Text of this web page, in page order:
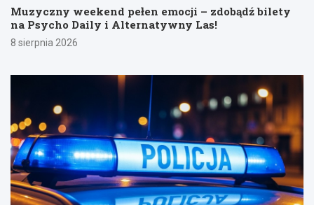
Muzyczny weekend pełen emocji – zdobądź bilety
na Psycho Daily i Alternatywny Las!
8 sierpnia 2026